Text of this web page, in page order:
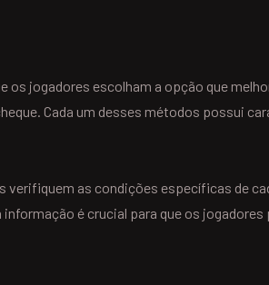
jogadores escolham a opção que
Cada um desses métodos possui
as condições específicas de
é crucial para que os